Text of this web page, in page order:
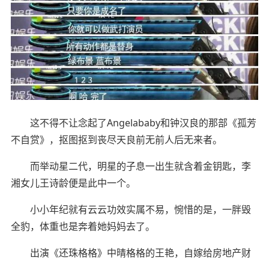
这不得不让念起了Angelababy和钟汉良的那部《孤芳
不自赏》，抠图抠到丧尽天良前无前人后无来者。
而举动星二代，明星的子息一出生就含着金钥匙，李
湘女儿王诗龄便是此中一个。
小小年纪就有云云功效实属不易，惋惜的是，一胖毁
全豹，体重也是奔着她妈妈去了。
出演《还珠格格》中晴格格的王艳，自嫁给房地产财